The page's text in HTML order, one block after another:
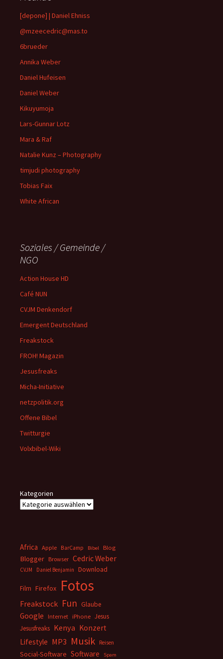
[depone] | Daniel Ehniss
@mzeecedric@mas.to
6brueder
Annika Weber
Daniel Hufeisen
Daniel Weber
Kikuyumoja
Lars-Gunnar Lotz
Mara & Raf
Natalie Kunz – Photography
timjudi photography
Tobias Faix
White African
Soziales / Gemeinde /
NGO
Action House HD
Café NUN
CVJM Denkendorf
Emergent Deutschland
Freakstock
FROH! Magazin
Jesusfreaks
Micha-Initiative
netzpolitik.org
Offene Bibel
Twitturgie
Volxbibel-Wiki
Kategorien
Africa Apple BarCamp Bibel Blog
Blogger Browser Cedric Weber
CVJM Daniel Benjamin Download
Film Firefox Fotos
Freakstock Fun Glaube
Google Internet iPhone Jesus
Jesusfreaks Kenya Konzert
Lifestyle MP3 Musik Reisen
Social-Software Software
Spam